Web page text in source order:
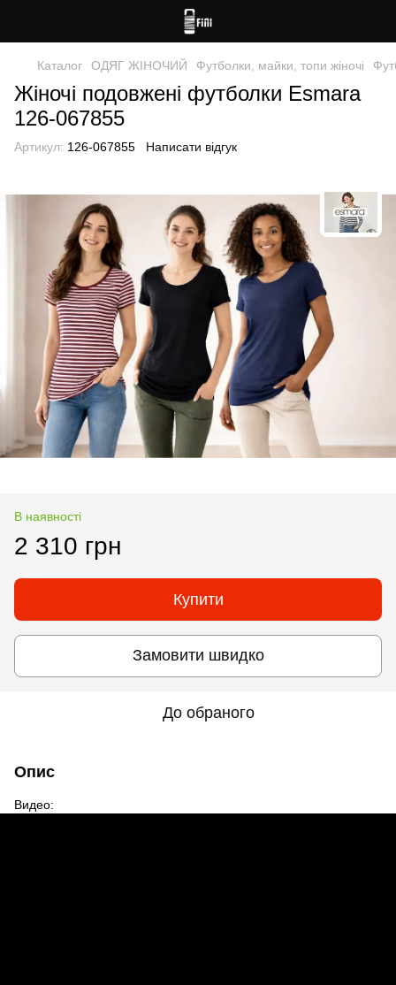
Каталог ОДЯГ ЖІНОЧИЙ Футболки, майки, топи жіночі
Жіночі подовжені футболки Esmara
126-067855
Артикул: 126-067855 Написати відгук
В наявності
2 310 грн
Купити
Замовити швидко
До обраного
Опис
Видео: